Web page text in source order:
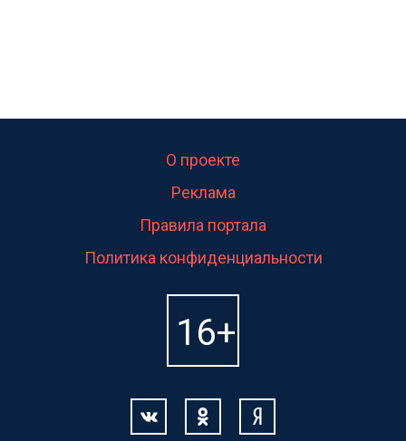
О проекте
Реклама
Правила портала
Политика конфиденциальности